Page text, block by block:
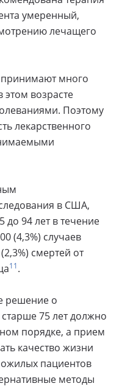
умеренный,
лечащего
много
этом возрасте
Поэтому
лекарственного
в США,
до 94 лет в течение
(4,3%) случаев
смертей от
11.
решение о
75 лет должно
порядке, а прием
качество жизни
пациентов
методы